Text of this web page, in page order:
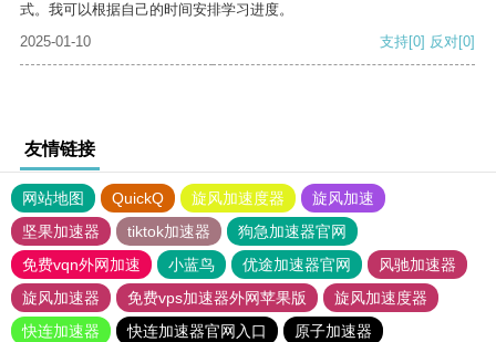
式。我可以根据自己的时间安排学习进度。
2025-01-10
支持[0] 反对[0]
友情链接
网站地图 QuickQ 旋风加速度器
旋风加速
坚果加速器
tiktok加速器
狗急加速器官网
免费vqn外网加速
小蓝鸟 优途加速器官网
风驰加速器
旋风加速器
免费vps加速器外网苹果版
旋风加速度器
快连加速器
快连加速器官网入口
原子加速器